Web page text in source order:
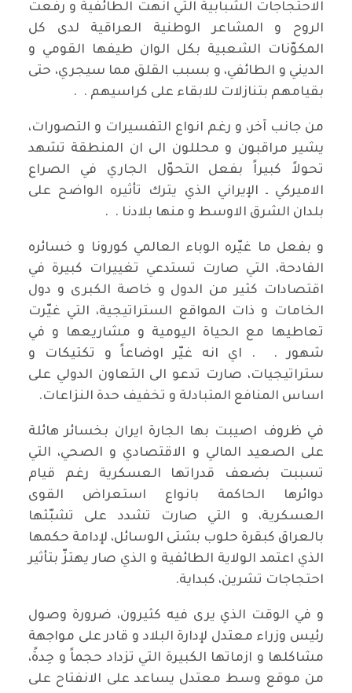
الاحتجاجات الشبابية التي انهت الطائفية و رفعت
الروح و المشاعر الوطنية العراقية لدى كل
المكوّنات الشعبية بكل الوان طيفها القومي و
الديني و الطائفي، و بسبب القلق مما سيجري، حتى
بقيامهم بتنازلات للابقاء على كراسيهم . .
من جانب آخر، و رغم انواع التفسيرات و التصورات،
يشير مراقبون و محللون الى ان المنطقة تشهد
تحولاً كبيراً بفعل التحوّل الجاري في الصراع
الاميركي ـ الإيراني الذي يترك تأثيره الواضح على
بلدان الشرق الاوسط و منها بلادنا . .
و بفعل ما غيّره الوباء العالمي كورونا و خسائره
الفادحة، التي صارت تستدعي تغييرات كبيرة في
اقتصادات كثير من الدول و خاصة الكبرى و دول
الخامات و ذات المواقع الستراتيجية، التي غيّرت
تعاطيها مع الحياة اليومية و مشاريعها و في
شهور . . اي انه غيّر اوضاعاً و تكتيكات و
ستراتيجيات، صارت تدعو الى التعاون الدولي على
اساس المنافع المتبادلة و تخفيف حدة النزاعات.
في ظروف اصيبت بها الجارة ايران بخسائر هائلة
على الصعيد المالي و الاقتصادي و الصحي، التي
تسببت بضعف قدراتها العسكرية رغم قيام
دوائرها الحاكمة بانواع استعراض القوى
العسكرية، و التي صارت تشدد على تشبّثها
بالعراق كبقرة حلوب بشتى الوسائل، لإدامة حكمها
الذي اعتمد الولاية الطائفية و الذي صار يهتزّ بتأثير
احتجاجات تشرين، كبداية.
و في الوقت الذي يرى فيه كثيرون، ضرورة وصول
رئيس وزراء معتدل لإدارة البلاد و قادر على مواجهة
مشاكلها و ازماتها الكبيرة التي تزداد حجماً و حِدةً،
من موقع وسط معتدل يساعد على الانفتاح على